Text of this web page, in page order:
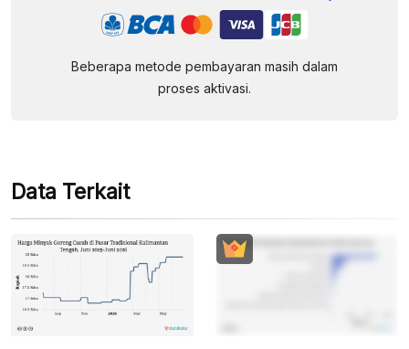
Beberapa metode pembayaran masih dalam
proses aktivasi.
Data Terkait